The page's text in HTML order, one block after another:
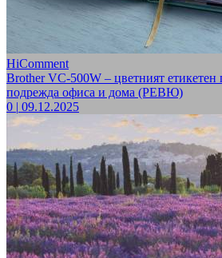
HiComment
Brother VC-500W – цветният етикетен
подрежда офиса и дома (РЕВЮ)
0 | 09.12.2025